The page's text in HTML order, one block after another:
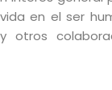
en el ser